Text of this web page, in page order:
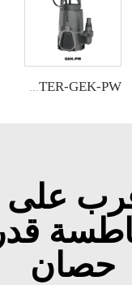
GIDROX GARDEN SUBMERSIBLE PUMP FOR DIRTY WATER-GEK-PW
حصان